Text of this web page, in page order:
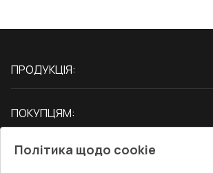
ПРОДУКЦІЯ:
Двері
ПОКУПЦЯМ:
СЕРВІС ТА ОБЛУГОВУВАННЯ:
Політика щодо cookie